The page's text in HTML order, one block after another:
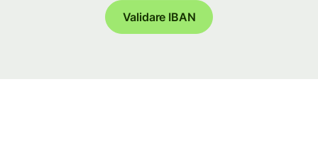
Validare IBAN